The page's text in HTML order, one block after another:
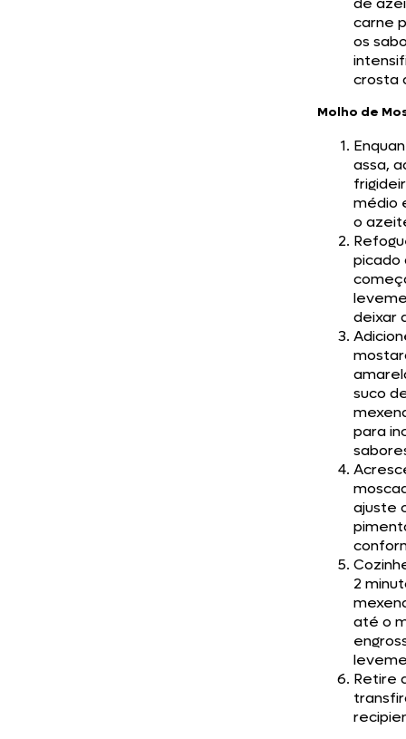
carne
os
crosta
Molho de
assa,
médio
o
picado
deixar
suco
para
ajuste
2
até o
Retire